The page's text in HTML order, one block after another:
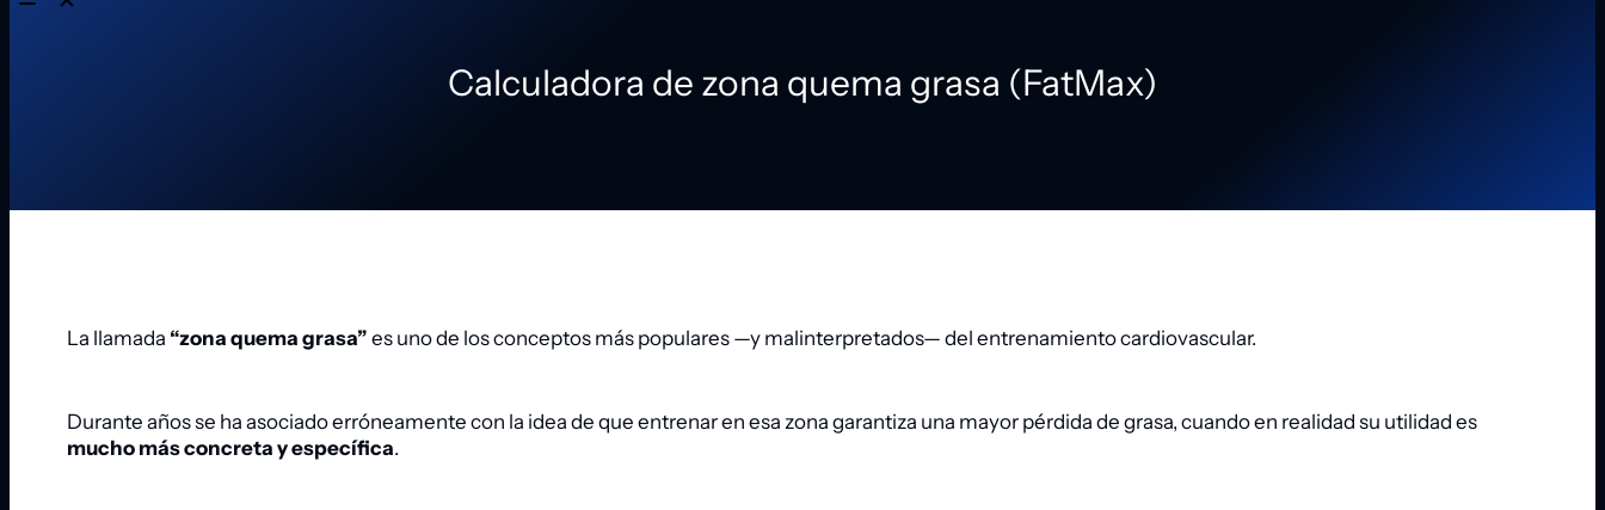
Calculadora de zona quema grasa (FatMax)
La llamada “zona quema grasa” es uno de los conceptos más populares —y malinterpretados— del entrenamiento cardiovascular.
Durante años se ha asociado erróneamente con la idea de que entrenar en esa zona garantiza una mayor pérdida de grasa, cuando en realidad su utilidad es
mucho más concreta y específica.